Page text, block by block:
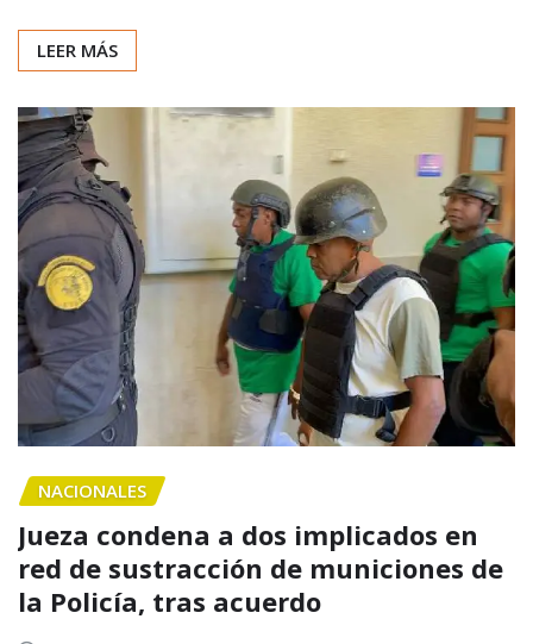
LEER MÁS
NACIONALES
Jueza condena a dos implicados en
red de sustracción de municiones de
la Policía, tras acuerdo